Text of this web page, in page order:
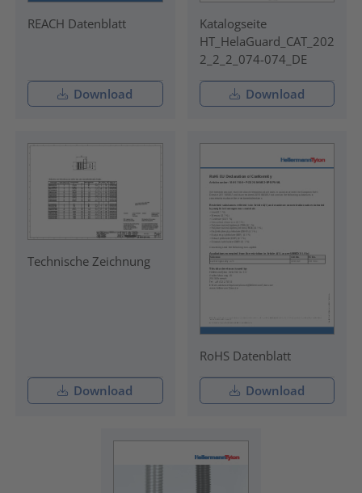
REACH Datenblatt
Download
Katalogseite
HT_HelaGuard_CAT_202
2_2_2_074-074_DE
Download
Technische Zeichnung
Download
RoHS Datenblatt
Download